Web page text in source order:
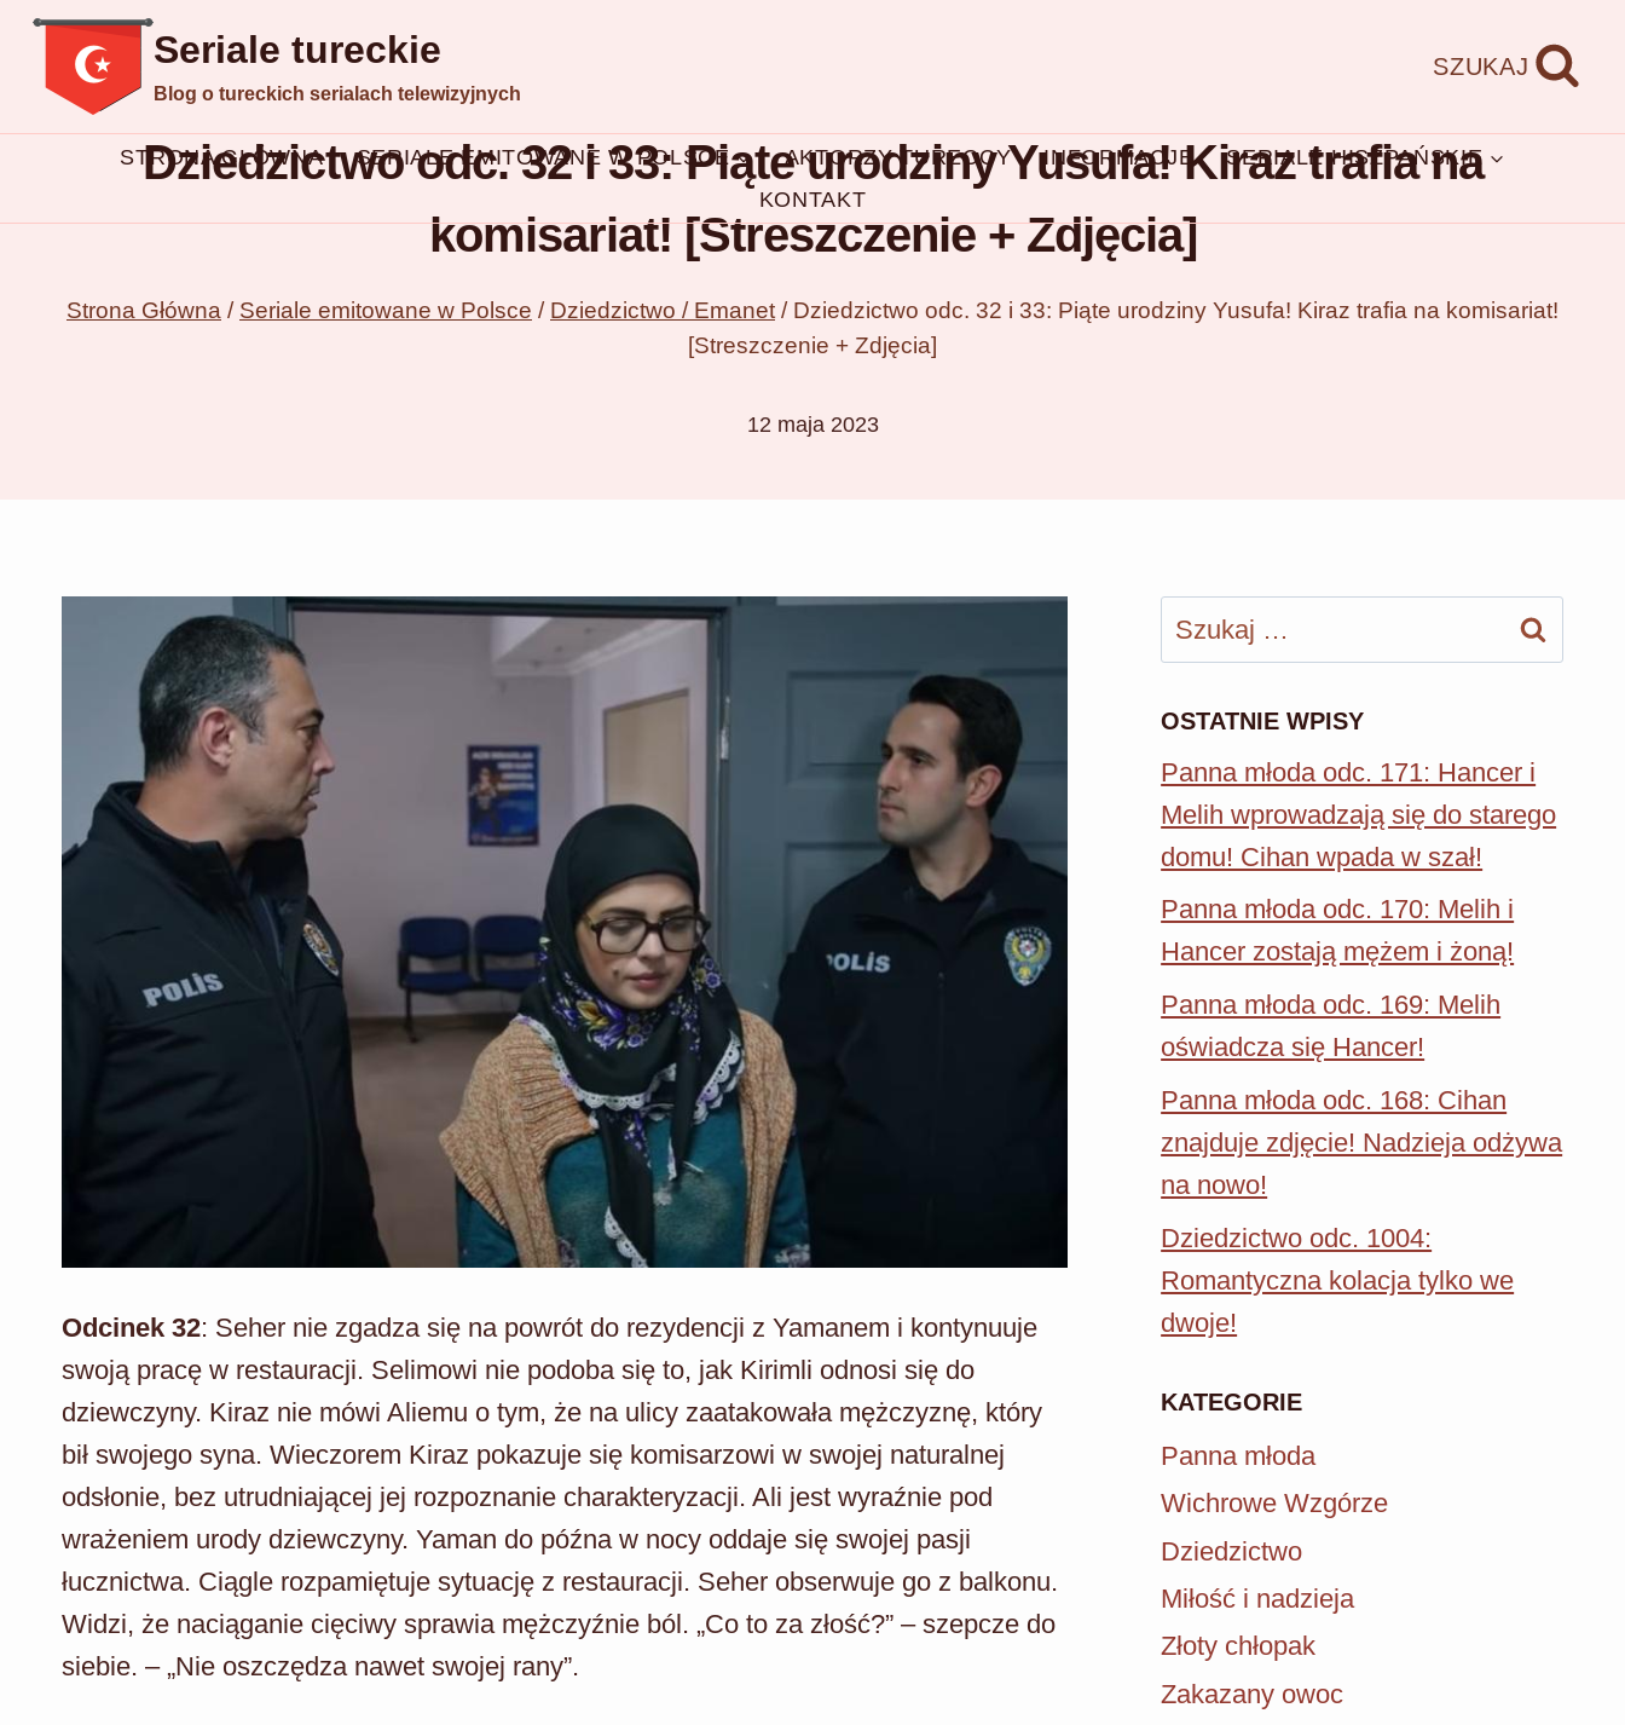
Przejdź
treści
Seriale tureckie
Blog o tureckich serialach telewizyjnych
SZUKAJ
STRONA GŁÓWNA SERIALE EMITOWANE W POLSCE AKTORZY TURECCY INFORMACJE
SERIALE HISZPAŃSKIE
KONTAKT
Dziedzictwo odc. 32 i 33: Piąte urodziny Yusufa! Kiraz trafia na
komisariat! [Streszczenie + Zdjęcia]
Strona Główna / Seriale emitowane w Polsce / Dziedzictwo / Emanet / Dziedzictwo odc. 32 i 33: Piąte urodziny Yusufa! Kiraz trafia na komisariat!
[Streszczenie + Zdjęcia]
12 maja 2023
Odcinek 32: Seher nie zgadza się na powrót do rezydencji z Yamanem i kontynuuje
swoją pracę w restauracji. Selimowi nie podoba się to, jak Kirimli odnosi się do
dziewczyny. Kiraz nie mówi Aliemu o tym, że na ulicy zaatakowała mężczyznę, który
bił swojego syna. Wieczorem Kiraz pokazuje się komisarzowi w swojej naturalnej
odsłonie, bez utrudniającej jej rozpoznanie charakteryzacji. Ali jest wyraźnie pod
wrażeniem urody dziewczyny. Yaman do późna w nocy oddaje się swojej pasji
łucznictwa. Ciągle rozpamiętuje sytuację z restauracji. Seher obserwuje go z balkonu.
Widzi, że naciąganie cięciwy sprawia mężczyźnie ból. „Co to za złość?” – szepcze do
siebie. – „Nie oszczędza nawet swojej rany”.
Szukaj:
OSTATNIE WPISY
Panna młoda odc. 171: Hancer i
Melih wprowadzają się do starego
domu! Cihan wpada w szał!
Panna młoda odc. 170: Melih i
Hancer zostają mężem i żoną!
Panna młoda odc. 169: Melih
oświadcza się Hancer!
Panna młoda odc. 168: Cihan
znajduje zdjęcie! Nadzieja odżywa
na nowo!
Dziedzictwo odc. 1004:
Romantyczna kolacja tylko we
dwoje!
KATEGORIE
Panna młoda
Wichrowe Wzgórze
Dziedzictwo
Miłość i nadzieja
Złoty chłopak
Zakazany owoc